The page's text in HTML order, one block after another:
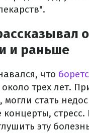
о
и раньше
что
около трех лет.
могли стать
стресс.
эту